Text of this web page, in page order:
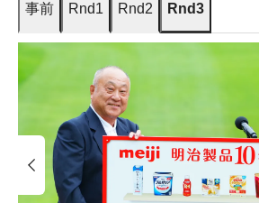
事前 Rnd1 Rnd2 Rnd3